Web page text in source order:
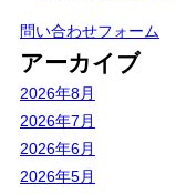
問い合わせフォーム
アーカイブ
2026年8月
2026年7月
2026年6月
2026年5月